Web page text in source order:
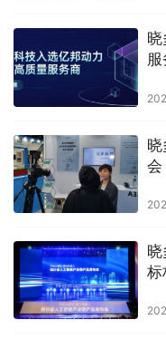
会
晓
标